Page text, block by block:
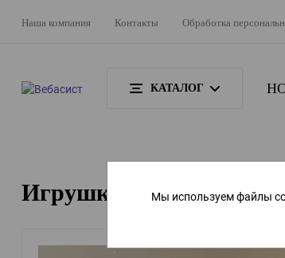
Мы используем файлы
Наша компания Контакты Обработка
КАТАЛОГ
Игрушка "Кот"2